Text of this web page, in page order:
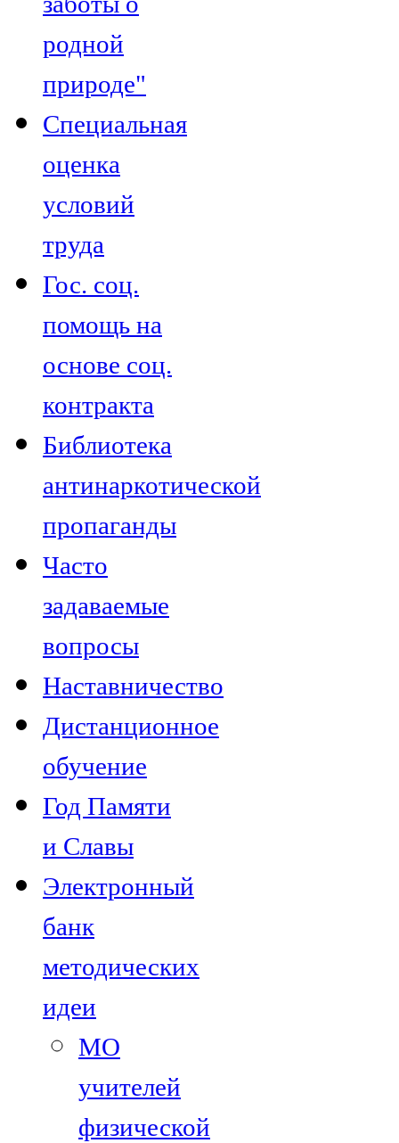
родной
природе"
Специальная
оценка
условий
труда
Гос. соц.
помощь на
основе соц.
контракта
Библиотека
антинаркотической
пропаганды
Часто
задаваемые
вопросы
Наставничество
Дистанционное
обучение
Год Памяти
и Славы
Электронный
банк
методических
идеи
МО
учителей
физической